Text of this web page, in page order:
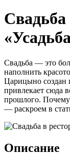
Свадьба
Свадьба — это
наполнить
Царицыно создан
привлекает сюда
прошлого.
— раскроем в
Описание